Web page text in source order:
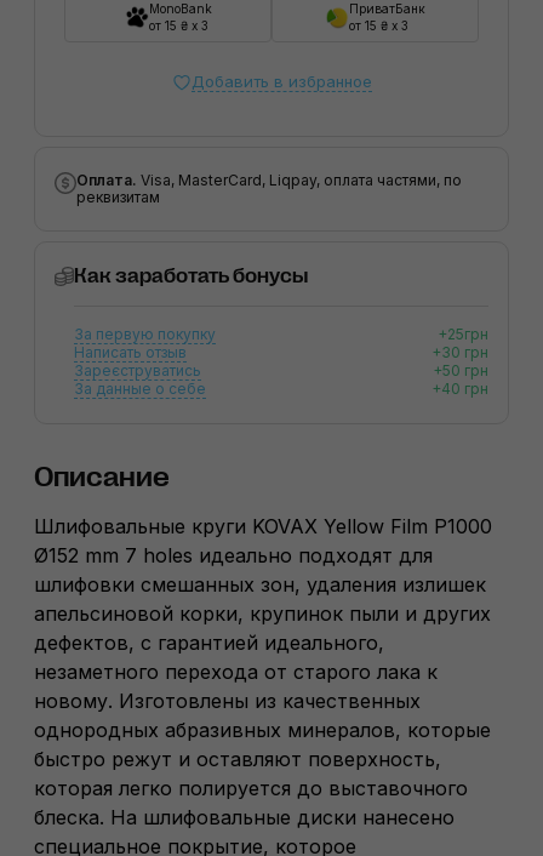
MonoBank
от 15 ₴ x 3
ПриватБанк
от 15 ₴ x 3
Добавить в избранное
Оплата. Visa, MasterCard, Liqpay, оплата частями, по
реквизитам
Как заработать бонусы
За первую покупку
+25грн
Написать отзыв
+30 грн
Зареєструватись
+50 грн
За данные о себе
+40 грн
Описание
Шлифовальные круги KOVAX Yellow Film P1000
Ø152 mm 7 holes идеально подходят для
шлифовки смешанных зон, удаления излишек
апельсиновой корки, крупинок пыли и других
дефектов, с гарантией идеального,
незаметного перехода от старого лака к
новому. Изготовлены из качественных
однородных абразивных минералов, которые
быстро режут и оставляют поверхность,
которая легко полируется до выставочного
блеска. На шлифовальные диски нанесено
специальное покрытие, которое